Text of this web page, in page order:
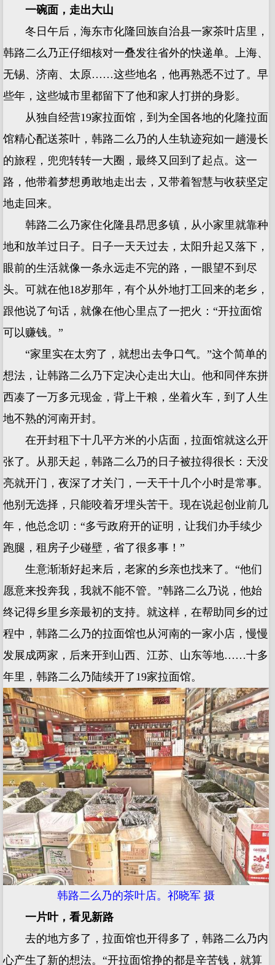
一碗面，走出大山
冬日午后，海东市化隆回族自治县一家茶叶店里，
韩路二么乃正仔细核对一叠发往省外的快递单。上海、
无锡、济南、太原……这些地名，他再熟悉不过了。早
些年，这些城市里都留下了他和家人打拼的身影。
从独自经营19家拉面馆，到为全国各地的化隆拉面
馆精心配送茶叶，韩路二么乃的人生轨迹宛如一趟漫长
的旅程，兜兜转转一大圈，最终又回到了起点。这一
路，他带着梦想勇敢地走出去，又带着智慧与收获坚定
地走回来。
韩路二么乃家住化隆县昂思多镇，从小家里就靠种
地和放羊过日子。日子一天天过去，太阳升起又落下，
眼前的生活就像一条永远走不完的路，一眼望不到尽
头。可就在他18岁那年，有个从外地打工回来的老乡，
跟他说了句话，就像在他心里点了一把火：“开拉面馆
可以赚钱。”
“家里实在太穷了，就想出去争口气。”这个简单的
想法，让韩路二么乃下定决心走出大山。他和同伴东拼
西凑了一万多元现金，背上干粮，坐着火车，到了人生
地不熟的河南开封。
在开封租下十几平方米的小店面，拉面馆就这么开
张了。从那天起，韩路二么乃的日子被拉得很长：天没
亮就开门，夜深了才关门，一天干十几个小时是常事。
他别无选择，只能咬着牙埋头苦干。现在说起创业前几
年，他总念叨：“多亏政府开的证明，让我们办手续少
跑腿，租房子少碰壁，省了很多事！”
生意渐渐好起来后，老家的乡亲也找来了。“他们
愿意来投奔我，我就不能不管。”韩路二么乃说，他始
终记得乡里乡亲最初的支持。就这样，在帮助同乡的过
程中，韩路二么乃的拉面馆也从河南的一家小店，慢慢
发展成两家，后来开到山西、江苏、山东等地……十多
年里，韩路二么乃陆续开了19家拉面馆。
韩路二么乃的茶叶店。祁晓军 摄
一片叶，看见新路
去的地方多了，拉面馆也开得多了，韩路二么乃内
心产生了新的想法。“开拉面馆挣的都是辛苦钱，就算